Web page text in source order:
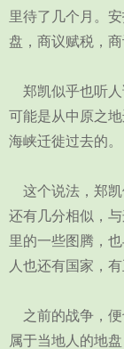
里待了几个月。
盘，商议赋税，商
郑凯似乎也听人
可能是从中原之
海峡迁徙过去的。
这个说法，郑凯
还有几分相似，
里的一些图腾，
人也还有国家，
之前的战争，便
属于当地人的地